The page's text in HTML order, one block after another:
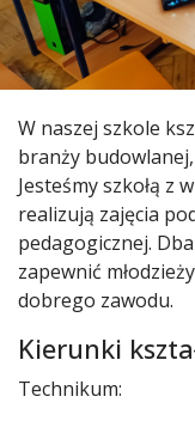
W naszej szkole
branży
Jesteśmy szkołą z
realizują zajęcia
pedagogicznej.
zapewnić
dobrego zawodu.
Kierunki
Technikum: